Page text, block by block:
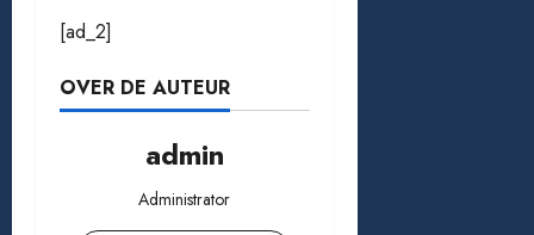
[ad_2]
OVER DE AUTEUR
admin
Administrator